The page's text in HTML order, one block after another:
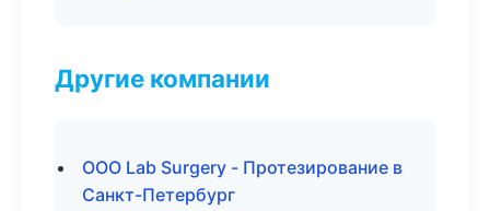
Другие компании
ООО Lab Surgery - Протезирование в
Санкт-Петербург